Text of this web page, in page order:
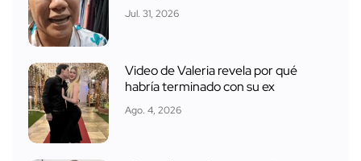
Jul. 31, 2026
Video de Valeria revela por qué
habría terminado con su ex
Ago. 4, 2026